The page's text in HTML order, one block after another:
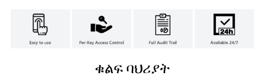
ቁልፍ ባህሪያት